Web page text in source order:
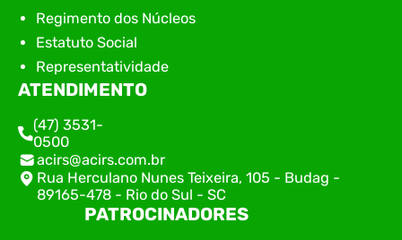
Regimento dos Núcleos
Estatuto Social
Representatividade
ATENDIMENTO
(47) 3531-
0500
acirs@acirs.com.br
Rua Herculano Nunes Teixeira, 105 - Budag -
89165-478 - Rio do Sul - SC
PATROCINADORES